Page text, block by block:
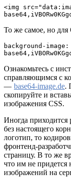
<img
То же самое, но для
background-
Ознакомьтесь с
справляющимся с
— base64-image.de.
скопируйте и
изображения CSS.
Иногда приходится
без настоящего
логотип, то
фронтенд-
страницу. В то же
что им не придется
изображений на